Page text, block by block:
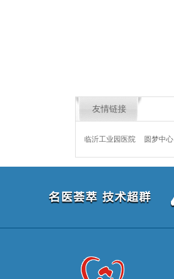
友情链接
临沂工业园医院 圆梦中心